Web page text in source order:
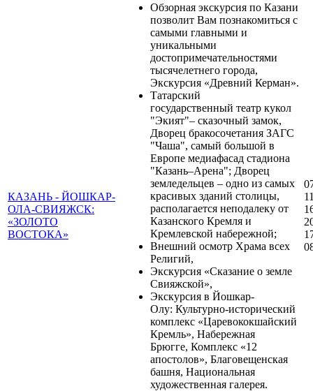
КАЗАНЬ - ЙОШКАР-
ОЛА-СВИЯЖСК:
«ЗОЛОТО
ВОСТОКА»
Обзорная экскурсия по Казани
позволит Вам познакомиться с
самыми главными и
уникальными
достопримечательностями
тысячелетнего города,
Экскурсия «Древний Керман».
Татарский
государственный театр кукол
"Экият"– сказочный замок,
Дворец бракосочетания ЗАГС
"Чаша", самый большой в
Европе медиафасад стадиона
"Казань–Арена"; Дворец
земледельцев – одно из самых
красивых зданий столицы,
располагается неподалеку от
Казанского Кремля и
Кремлевской набережной;
Внешний осмотр Храма всех
Религий,
Экскурсия «Сказание о земле
Свияжской»,
Экскурсия в Йошкар-
Олу: Культурно-исторический
комплекс «Царевококшайский
Кремль», Набережная
Брюгге, Комплекс «12
апостолов», Благовещенская
башня, Национальная
художественная галерея.